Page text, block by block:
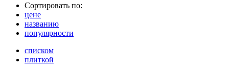
Сортировать по:
цене
названию
популярности
списком
плиткой